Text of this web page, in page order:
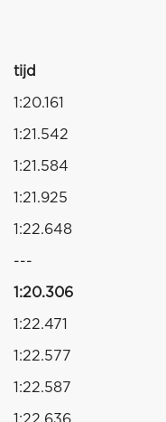
tijd
1:20.161
1:21.542
1:21.584
1:21.925
1:22.648
---
1:20.306
1:22.471
1:22.577
1:22.587